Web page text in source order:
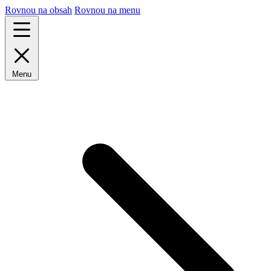
Rovnou na obsah Rovnou na menu
Menu